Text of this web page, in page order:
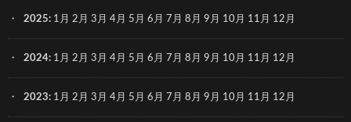
2025: 1月 2月 3月 4月 5月 6月 7月 8月 9月 10月 11月 12月
2024: 1月 2月 3月 4月 5月 6月 7月 8月 9月 10月 11月 12月
2023: 1月 2月 3月 4月 5月 6月 7月 8月 9月 10月 11月 12月